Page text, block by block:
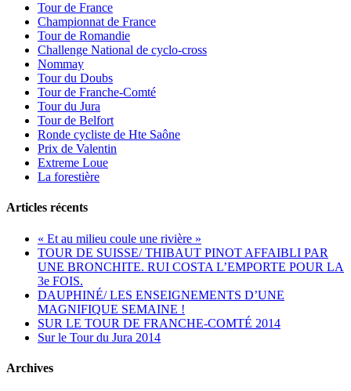
Tour de France
Championnat de France
Tour de Romandie
Challenge National de cyclo-cross
Nommay
Tour du Doubs
Tour de Franche-Comté
Tour du Jura
Tour de Belfort
Ronde cycliste de Hte Saône
Prix de Valentin
Extreme Loue
La forestière
Articles récents
« Et au milieu coule une rivière »
TOUR DE SUISSE/ THIBAUT PINOT AFFAIBLI PAR
UNE BRONCHITE. RUI COSTA L’EMPORTE POUR LA
3e FOIS.
DAUPHINÉ/ LES ENSEIGNEMENTS D’UNE
MAGNIFIQUE SEMAINE !
SUR LE TOUR DE FRANCHE-COMTÉ 2014
Sur le Tour du Jura 2014
Archives